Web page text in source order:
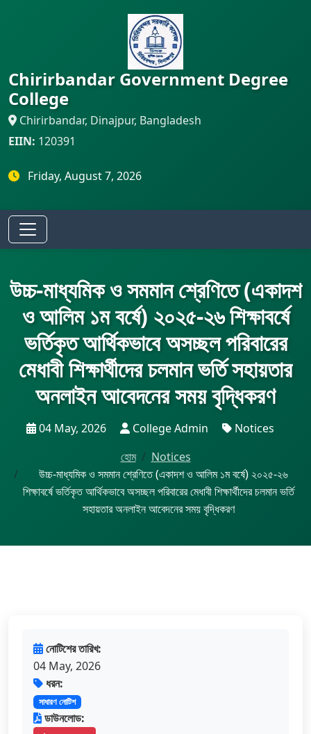
Chirirbandar Government Degree
College
Chirirbandar, Dinajpur, Bangladesh
EIIN: 120391
Friday, August 7, 2026
উচ্চ-মাধ্যমিক ও সমমান শ্রেণিতে (একাদশ
ও আলিম ১ম বর্ষে) ২০২৫-২৬ শিক্ষাবর্ষে
ভর্তিকৃত আর্থিকভাবে অসচ্ছল পরিবারের
মেধাবী শিক্ষার্থীদের চলমান ভর্তি সহায়তার
অনলাইন আবেদনের সময় বৃদ্ধিকরণ
04 May, 2026 College Admin
Notices
হোম
Notices
উচ্চ-মাধ্যমিক ও সমমান শ্রেণিতে (একাদশ ও আলিম ১ম বর্ষে) ২০২৫-২৬
শিক্ষাবর্ষে ভর্তিকৃত আর্থিকভাবে অসচ্ছল পরিবারের মেধাবী শিক্ষার্থীদের চলমান ভর্তি
সহায়তার অনলাইন আবেদনের সময় বৃদ্ধিকরণ
নোটিশের তারিখ:
04 May, 2026
ধরন:
সাধারণ নোটিশ
ডাউনলোড: